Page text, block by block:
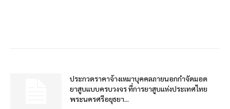
ประกวดราคาจ้างเหมาบุคคลภายนอกกำจัดมอด
ยาสูบแบบครบวงจร ที่การยาสูบแห่งประเทศไทย
พระนครศรีอยุธยา...